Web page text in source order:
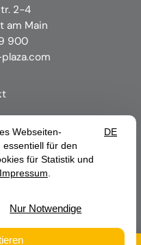
2-4
am Main
900
zur Barrierefreiheit
Frankfurt — Site by